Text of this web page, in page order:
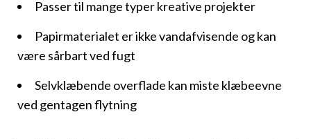
Passer til mange typer kreative projekter
Papirmaterialet er ikke vandafvisende og kan
være sårbart ved fugt
Selvklæbende overflade kan miste klæbeevne
ved gentagen flytning